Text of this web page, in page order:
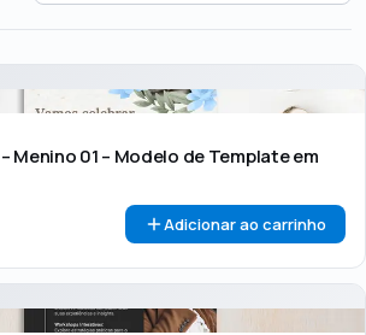
R$50 – R$100 Acima de R$100
Menino 01 – Modelo de Template em
Adicionar ao carrinho